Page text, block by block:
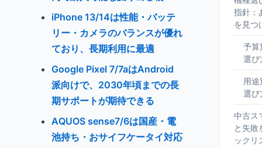
iPhone 13/14は性能・バッテ
リー・カメラのバランスが優れ
ており、長期利用に最適
Google Pixel 7/7aはAndroid
派向けで、2030年頃までの長
期サポートが期待できる
AQUOS sense7/6は国産・電
池持ち・おサイフケータイ対応
指針：
を見つ
予算
選び
用
選び
中古ス
と失敗
ックリ